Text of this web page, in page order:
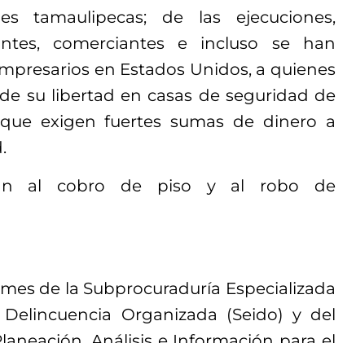
tamaulipecas; de las ejecuciones,
comerciantes e incluso se han
en Estados Unidos, a quienes
su libertad en casas de seguridad de
exigen fuertes sumas de dinero a
al cobro de piso y al robo de
de la Subprocuraduría Especializada
Organizada (Seido) y del